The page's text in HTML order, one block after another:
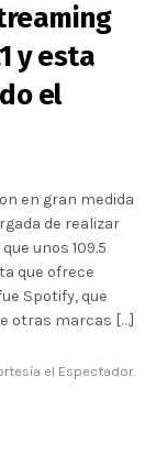
y esta
el
en gran medida
de realizar
unos 109.5
que ofrece
Spotify, que
otras marcas […]
el Espectador.